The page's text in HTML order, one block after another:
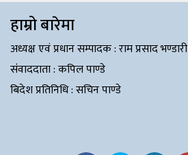
हाम्रो बारेमा
​​​​​अध्यक्ष एवं प्रधान सम्पादक : राम प्रसाद भण्डारी
संंवाददाता : कपिल पाण्डे
बिदेश प्रतिनिधि : सचिन पाण्डे